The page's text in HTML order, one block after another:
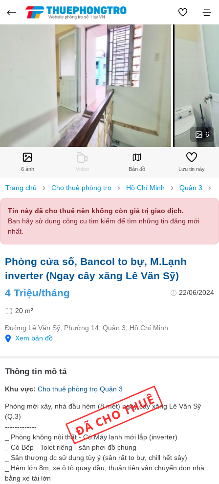
6
6 ảnh Video Bản đồ Lưu tin này
Trang chủ Cho thuê phòng trọ Hồ Chí Minh Quận 3
Tin này đã cho thuê nên không còn giá trị giao dịch.
Bạn hãy sử dụng công cụ tìm kiếm để tìm những tin đăng mới
nhất.
Phòng cửa sổ, Bancol to bự, M.Lạnh
inverter (Ngay cây xăng Lê Văn Sỹ)
4 Triệu/tháng
22/06/2024
20 m²
Đường Lê Văn Sỹ, Phường 14, Quận 3, Hồ Chí Minh
Xem bản đồ
Thông tin mô tả
Khu vực: Cho thuê phòng trọ Quận 3
Phòng mới xây, nhà đầu hẻm (8 mét) ngay cây xăng Lê Văn Sỹ
(Q.3)
-------------
_ Phòng không nội thất - Có Máy lạnh mới lắp (inverter)
_ Có Bếp - Tolet riêng - sân phơi đồ chung
_ Sân thượng dc sử dụng tùy ý (sân rất to bự, chill hết sảy)
_ Hẻm lớn 8m, xe ô tô quay đầu, thuận tiện vận chuyển dọn nhà
bằng xe tải lớn